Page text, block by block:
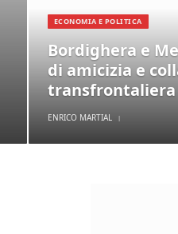
ECONOMIA E POLITICA
Bordighera e
di amicizia e
transfrontaliera
ENRICO MARTIAL